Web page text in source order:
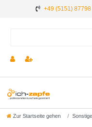
+49 (5151)
Zur Startseite gehen